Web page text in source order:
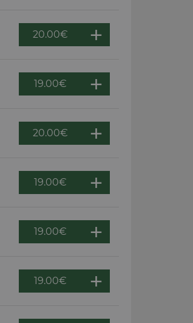
20.00€
19.00€
20.00€
19.00€
19.00€
19.00€